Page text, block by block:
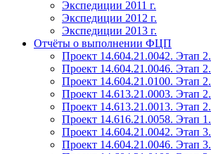
Экспедиции 2011 г.
Экспедиции 2012 г.
Экспедиции 2013 г.
Отчёты о выполнении ФЦП
Проект 14.604.21.0042. Этап 2.
Проект 14.604.21.0046. Этап 2.
Проект 14.604.21.0100. Этап 2.
Проект 14.613.21.0003. Этап 2.
Проект 14.613.21.0013. Этап 2.
Проект 14.616.21.0058. Этап 1.
Проект 14.604.21.0042. Этап 3.
Проект 14.604.21.0046. Этап 3.